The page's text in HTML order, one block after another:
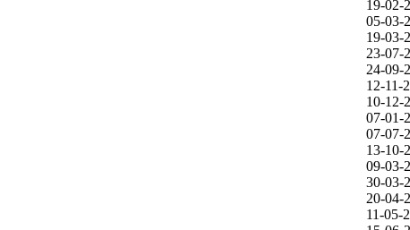
19-02-
05-03-
19-03-
23-07-
24-09-
12-11-
10-12-
07-01-
07-07-
13-10-
09-03-
30-03-
20-04-
11-05-